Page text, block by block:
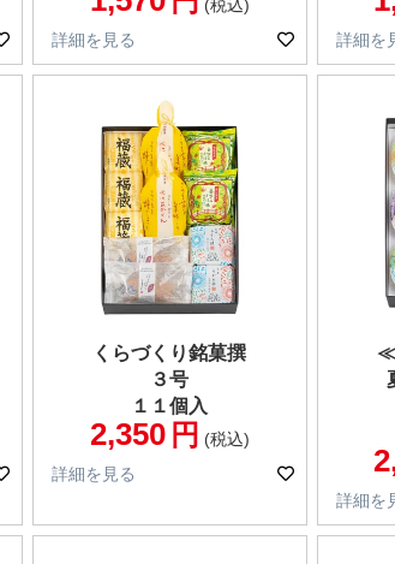
税込
詳細を見る
詳細を
くらづくり銘菓撰
３号
１１個入
2,350
税込
詳細を見る
≪
詳細を